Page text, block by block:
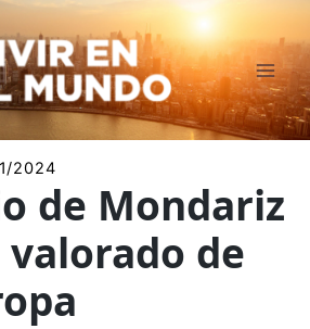
2024
de Mondariz
de